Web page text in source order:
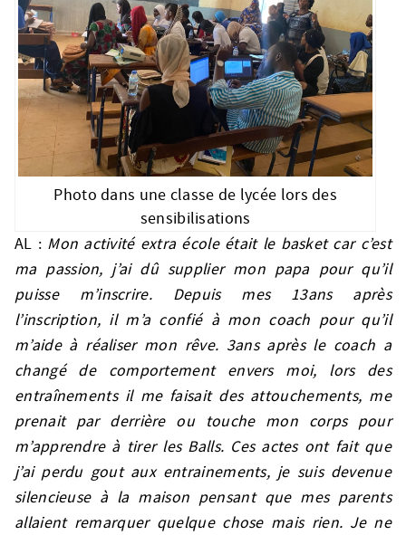
Photo dans une classe de lycée lors des
sensibilisations
AL : Mon activité extra école était le basket car c’est
ma passion, j’ai dû supplier mon papa pour qu’il
puisse m’inscrire. Depuis mes 13ans après
l’inscription, il m’a confié à mon coach pour qu’il
m’aide à réaliser mon rêve. 3ans après le coach a
changé de comportement envers moi, lors des
entraînements il me faisait des attouchements, me
prenait par derrière ou touche mon corps pour
m’apprendre à tirer les Balls. Ces actes ont fait que
j’ai perdu gout aux entrainements, je suis devenue
silencieuse à la maison pensant que mes parents
allaient remarquer quelque chose mais rien. Je ne